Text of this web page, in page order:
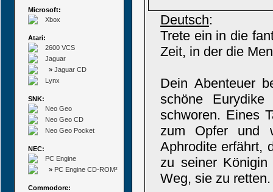
Microsoft:
Xbox
Atari:
2600 VCS
Jaguar
» Jaguar CD
Lynx
SNK:
Neo Geo
Neo Geo CD
Neo Geo Pocket
NEC:
PC Engine
» PC Engine CD-ROM²
Commodore:
Deutsch:
Trete ein in die
Zeit, in der die
Dein Abenteuer
schöne
schworen. Eines
zum Opfer und
Aphrodite erfährt,
zu seiner
Weg, sie zu retten.